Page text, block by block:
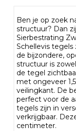
Ben je op zoek
structuur? Dan
Sierbestrating
Schellevis tegels
de bijzondere,
structuur is
de tegel
met ongeveer
veilingkant. De
perfect voor de
tegels zijn in
verkrijgbaar.
centimeter.